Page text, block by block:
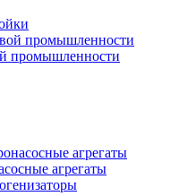
промышленности
агрегаты